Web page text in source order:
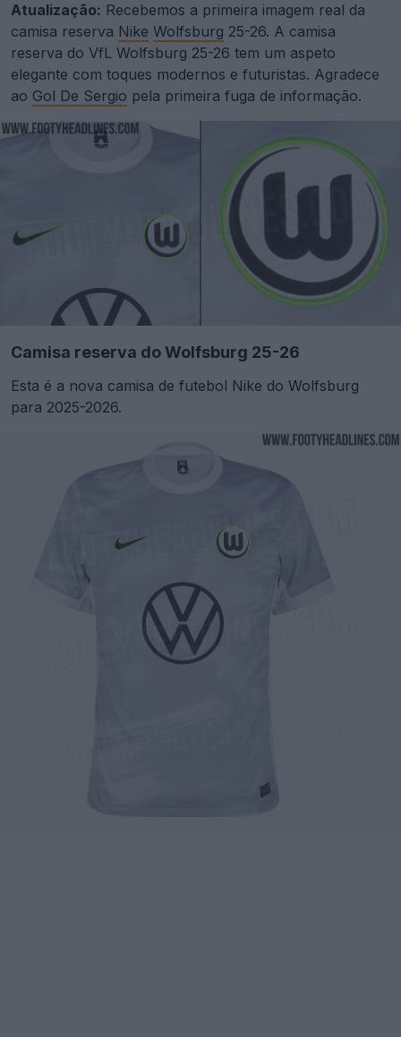
Atualização: Recebemos a primeira imagem real da
camisa reserva Nike Wolfsburg 25-26. A camisa
reserva do VfL Wolfsburg 25-26 tem um aspeto
elegante com toques modernos e futuristas. Agradece
ao Gol De Sergio pela primeira fuga de informação.
Camisa reserva do Wolfsburg 25-26
Esta é a nova camisa de futebol Nike do Wolfsburg
para 2025-2026.